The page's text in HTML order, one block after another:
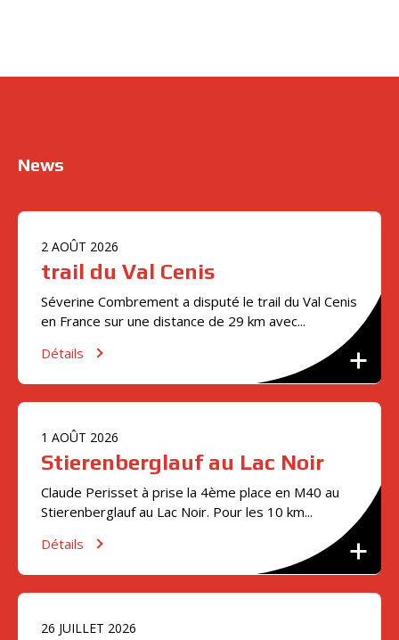
News
2 AOÛT 2026
trail du Val Cenis
Séverine Combrement a disputé le trail du Val Cenis
en France sur une distance de 29 km avec...
Détails
1 AOÛT 2026
Stierenberglauf au Lac Noir
Claude Perisset à prise la 4ème place en M40 au
Stierenberglauf au Lac Noir. Pour les 10 km...
Détails
26 JUILLET 2026